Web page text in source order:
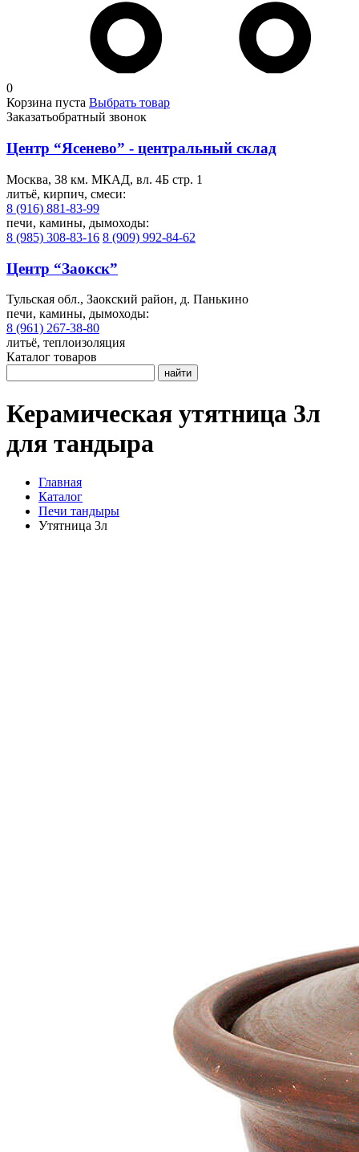
0
Корзина пуста Выбрать товар
Заказатьобратный звонок
Центр “Ясенево” - центральный склад
Москва, 38 км. МКАД, вл. 4Б стр. 1
литьё, кирпич, смеси:
8 (916) 881-83-99
печи, камины, дымоходы:
8 (985) 308-83-16 8 (909) 992-84-62
Центр “Заокск”
Тульская обл., Заокский район, д. Панькино
печи, камины, дымоходы:
8 (961) 267-38-80
литьё, теплоизоляция
Каталог товаров
найти
Керамическая утятница 3л
для тандыра
Главная
Каталог
Печи тандыры
Утятница 3л